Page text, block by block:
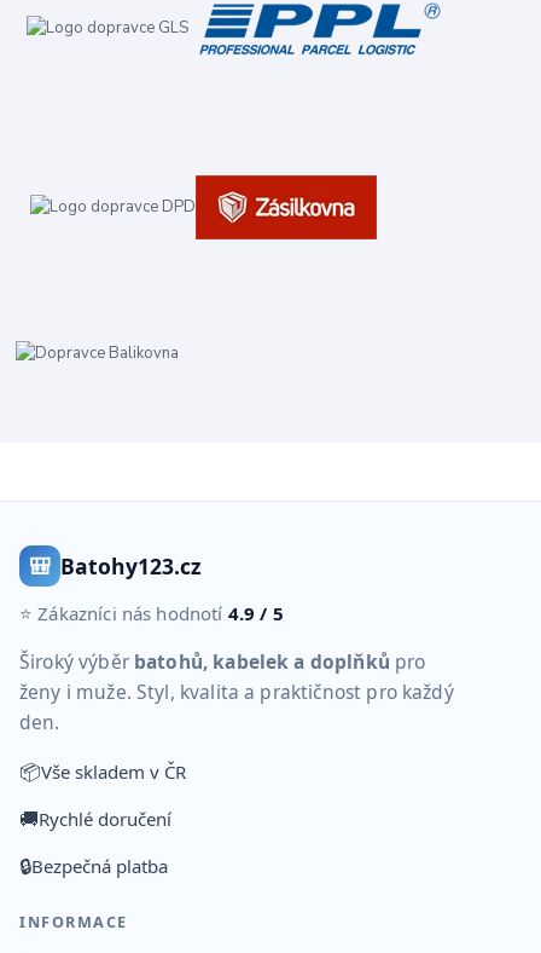
🎒 Batohy123.cz
⭐ Zákazníci nás hodnotí 4.9 / 5
Široký výběr batohů, kabelek a doplňků pro
ženy i muže. Styl, kvalita a praktičnost pro každý
den.
📦Vše skladem v ČR
🚚Rychlé doručení
🔒Bezpečná platba
INFORMACE